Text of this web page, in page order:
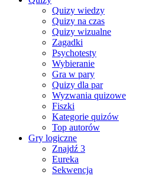
Quizy wiedzy
Quizy na czas
Quizy wizualne
Zagadki
Psychotesty
Wybieranie
Gra w pary
Quizy dla par
Wyzwania quizowe
Fiszki
Kategorie quizów
Top autorów
Gry logiczne
Znajdź 3
Eureka
Sekwencja